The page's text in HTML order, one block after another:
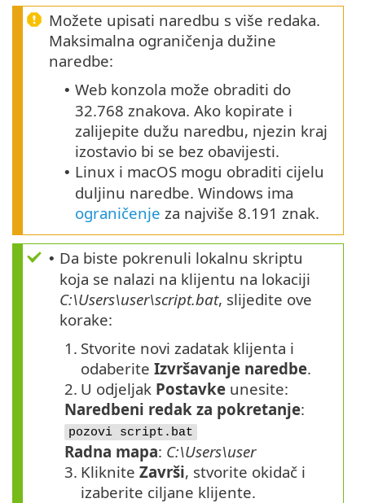
Možete upisati naredbu s više redaka.
Maksimalna ograničenja dužine
naredbe:
• Web konzola može obraditi do
32.768 znakova. Ako kopirate i
zalijepite dužu naredbu, njezin kraj
izostavio bi se bez obavijesti.
• Linux i macOS mogu obraditi cijelu
duljinu naredbe. Windows ima
ograničenje za najviše 8.191 znak.
• Da biste pokrenuli lokalnu skriptu
koja se nalazi na klijentu na lokaciji
C:\Users\user\script.bat, slijedite ove
korake:
1. Stvorite novi zadatak klijenta i
odaberite Izvršavanje naredbe.
2. U odjeljak Postavke unesite:
Naredbeni redak za pokretanje:
pozovi script.bat
Radna mapa: C:\Users\user
3. Kliknite Završi, stvorite okidač i
izaberite ciljane klijente.